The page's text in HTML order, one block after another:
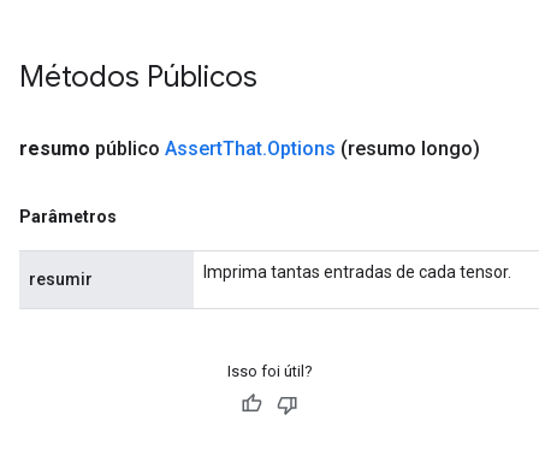
Métodos Públicos
resumo público AssertThat.Options (resumo longo)
Parâmetros
resumir Imprima tantas entradas de cada tensor.
Isso foi útil?